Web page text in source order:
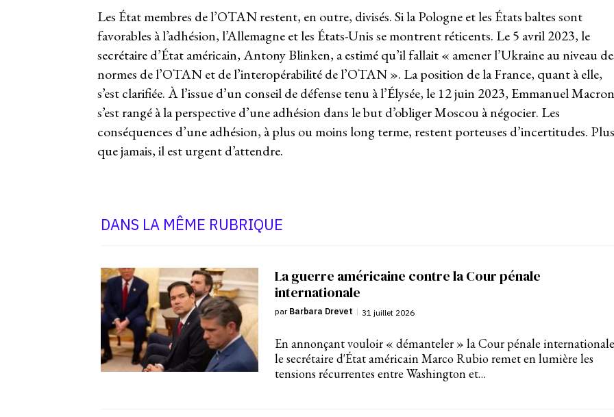
Les État membres de l’OTAN restent, en outre, divisés. Si la Pologne et les États baltes sont
favorables à l’adhésion, l’Allemagne et les États-Unis se montrent réticents. Le 5 avril 2023, le
secrétaire d’État américain, Antony Blinken, a estimé qu’il fallait « amener l’Ukraine au niveau
normes de l’OTAN et de l’interopérabilité de l’OTAN ». La position de la France, quant à elle,
s’est clarifiée. À l’issue d’un conseil de défense tenu à l’Élysée, le 12 juin 2023, Emmanuel Macron
s’est rangé à la perspective d’une adhésion dans le but d’obliger Moscou à négocier. Les
conséquences d’une adhésion, à plus ou moins long terme, restent porteuses d’incertitudes. Plus
que jamais, il est urgent d’attendre.
DANS LA MÊME RUBRIQUE
La guerre américaine contre la Cour pénale
internationale
par Barbara Drevet | 31 juillet 2026
En annonçant vouloir « démanteler » la Cour pénale
le secrétaire d'État américain Marco Rubio remet en lumière les
tensions récurrentes entre Washington et…